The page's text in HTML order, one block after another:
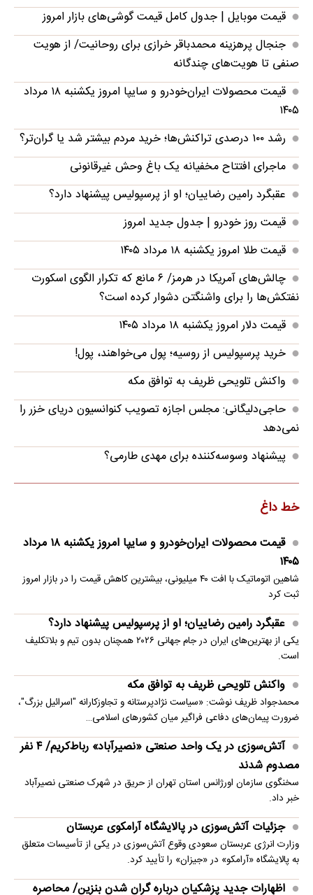
قیمت موبایل‌ | جدول کامل قیمت گوشی‌های بازار امروز
جنجال پرهزینه محمدباقر خرازی برای روحانیت/ از هویت
صنفی تا هویت‌های چندگانه
قیمت محصولات ایران‌خودرو و سایپا امروز یکشنبه ۱۸ مرداد
۱۴۰۵
رشد ۱۰۰ درصدی تراکنش‌ها؛ خرید مردم بیشتر شد یا گران‌تر؟
ماجرای افتتاح مخفیانه یک باغ وحش غیرقانونی
عقبگرد رامین رضاییان؛ او از پرسپولیس پیشنهاد دارد؟
قیمت روز خودرو | جدول جدید امروز
قیمت طلا امروز یکشنبه ۱۸ مرداد ۱۴۰۵
چالش‌های آمریکا در هرمز/ ۶ مانع که تکرار الگوی اسکورت
نفتکش‌ها را برای واشنگتن دشوار کرده‌ است؟
قیمت دلار امروز یکشنبه ۱۸ مرداد ۱۴۰۵
خرید پرسپولیس از روسیه؛ پول می‌خواهند، پول!
واکنش تلویحی ظریف به توافق مکه
حاجی‌دلیگانی: مجلس اجازه تصویب کنوانسیون دریای خزر را
نمی‌دهد
پیشنهاد وسوسه‌کننده برای مهدی طارمی؟
خط داغ
قیمت محصولات ایران‌خودرو و سایپا امروز یکشنبه ۱۸ مرداد
۱۴۰۵
شاهین اتوماتیک با افت ۴۰ میلیونی، بیشترین کاهش قیمت را در بازار امروز
ثبت کرد
عقبگرد رامین رضاییان؛ او از پرسپولیس پیشنهاد دارد؟
یکی از بهترین‌های ایران در جام جهانی ۲۰۲۶ همچنان بدون تیم و بلاتکلیف
است.
واکنش تلویحی ظریف به توافق مکه
محمدجواد ظریف نوشت: «سیاست نژادپرستانه و تجاوزکارانه "اسرائیل بزرگ"،
ضرورت پیمان‌های دفاعی فراگیر میان کشورهای اسلامی…
آتش‌سوزی در یک واحد صنعتی «نصیرآباد» رباط‌کریم/ ۴ نفر
مصدوم شدند
سخنگوی سازمان اورژانس استان تهران از حریق در شهرک صنعتی نصیرآباد
خبر داد.
جزئیات آتش‌سوزی در پالایشگاه آرامکوی عربستان
وزارت انرژی عربستان سعودی وقوع آتش‌سوزی در یکی از تأسیسات متعلق
به پالایشگاه «آرامکو» در «جیزان» را تأیید کرد.
اظهارات جدید پزشکیان درباره گران شدن بنزین/ محاصره